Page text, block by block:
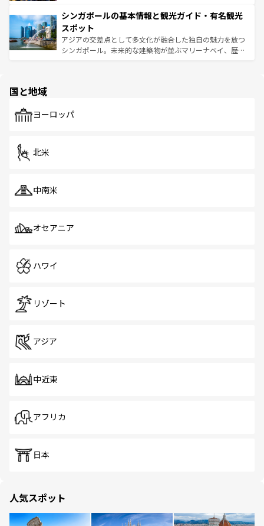
参照してほしい。
激する。気候は一年中温暖で、どの季節にも異なる楽しみ
が待っている。親しみやすいタイの人々、仏教を中心とし
た文化、そして多様な観光資源が、訪れる旅人を魅了し続
ける。 なお、新着のタイ情報はコンテンツ一覧を参照して
み、どこを訪れても感動するはず。観光スポットが密集し
ており、効率よく見どころを回れるのも魅力。息をのむよ
うな絶景から文化的な体験まで、香港を存分に楽しみ尽く
そう。 なお、新着の香港情報はコンテンツ一覧を参照して
シンガポールの基本情報と観光ガイド・有名観光
スポット
アジアの交差点として多文化が融合した独自の魅力を放つ
シンガポール。未来的な建築物が並ぶマリーナベイ、歴史
で、ホーカーズは地元の風情を楽しめる外せないスポット
国と地域
ヨーロッパ
北米
中南米
オセアニア
ハワイ
リゾート
アジア
中近東
アフリカ
日本
人気スポット